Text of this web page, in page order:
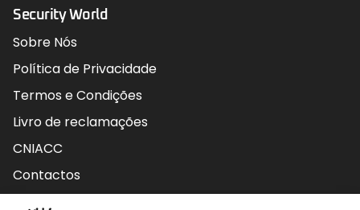
Security World
Sobre Nós
Política de Privacidade
Termos e Condições
Livro de reclamações
CNIACC
Contactos